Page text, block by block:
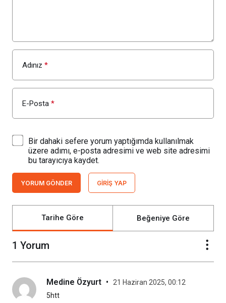
Adınız *
E-Posta *
Bir dahaki sefere yorum yaptığımda kullanılmak
üzere adımı, e-posta adresimi ve web site adresimi
bu tarayıcıya kaydet.
YORUM GÖNDER GIRIŞ YAP
Tarihe Göre Beğeniye Göre
1 Yorum
Medine Özyurt •
21 Haziran 2025, 00:12
5htt